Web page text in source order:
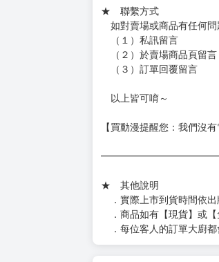
★ 賣場出貨方式
［１～２本書］三層氣泡
［３～７本書］三層氣泡
［８本以上］ 三層氣泡
（另有加固紙箱賣場，如
https://
（１）私訊留言
（２）於賣場商品頁留言
（３）訂單回覆留言